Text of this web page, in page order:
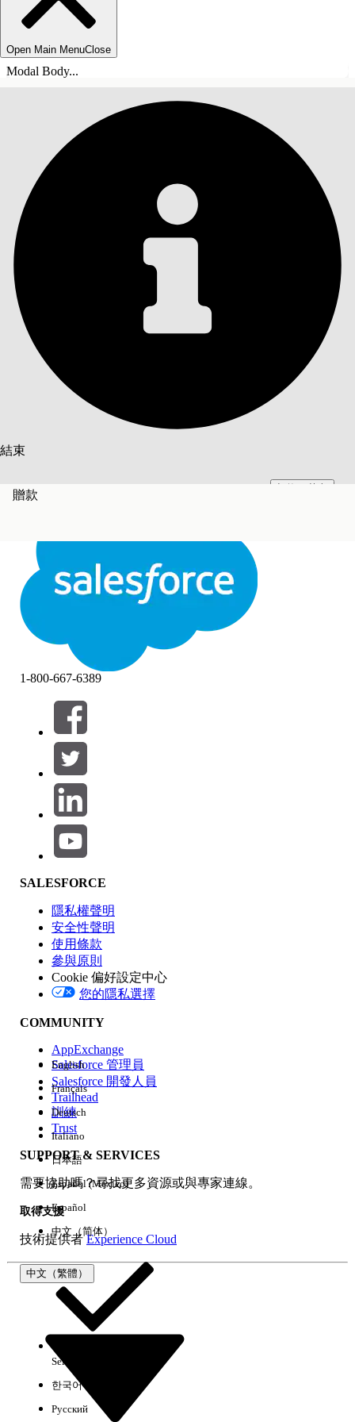
Open Main MenuClose
Modal Body...
結束
此文已使用 Salesforce 機器翻譯系統翻譯。更多詳細資料請參見
結束
贈款
目錄
篩選器 (0)
選取篩選
產品區域
功能影響
版本
經驗
1-800-667-6389
SALESFORCE
隱私權聲明
安全性聲明
使用條款
參與原則
Cookie 偏好設定中心
您的隱私選擇
COMMUNITY
AppExchange
Salesforce 管理員
Salesforce 開發人員
Trailhead
訓練
Trust
SUPPORT & SERVICES
需要協助嗎？尋找更多資源或與專家連線。
取得支援
技術提供者Experience Cloud
中文（繁體）
English
Français
Deutsch
Italiano
日本語
Español (México)
Español
中文（简体）
Select Org
한국어
Русский